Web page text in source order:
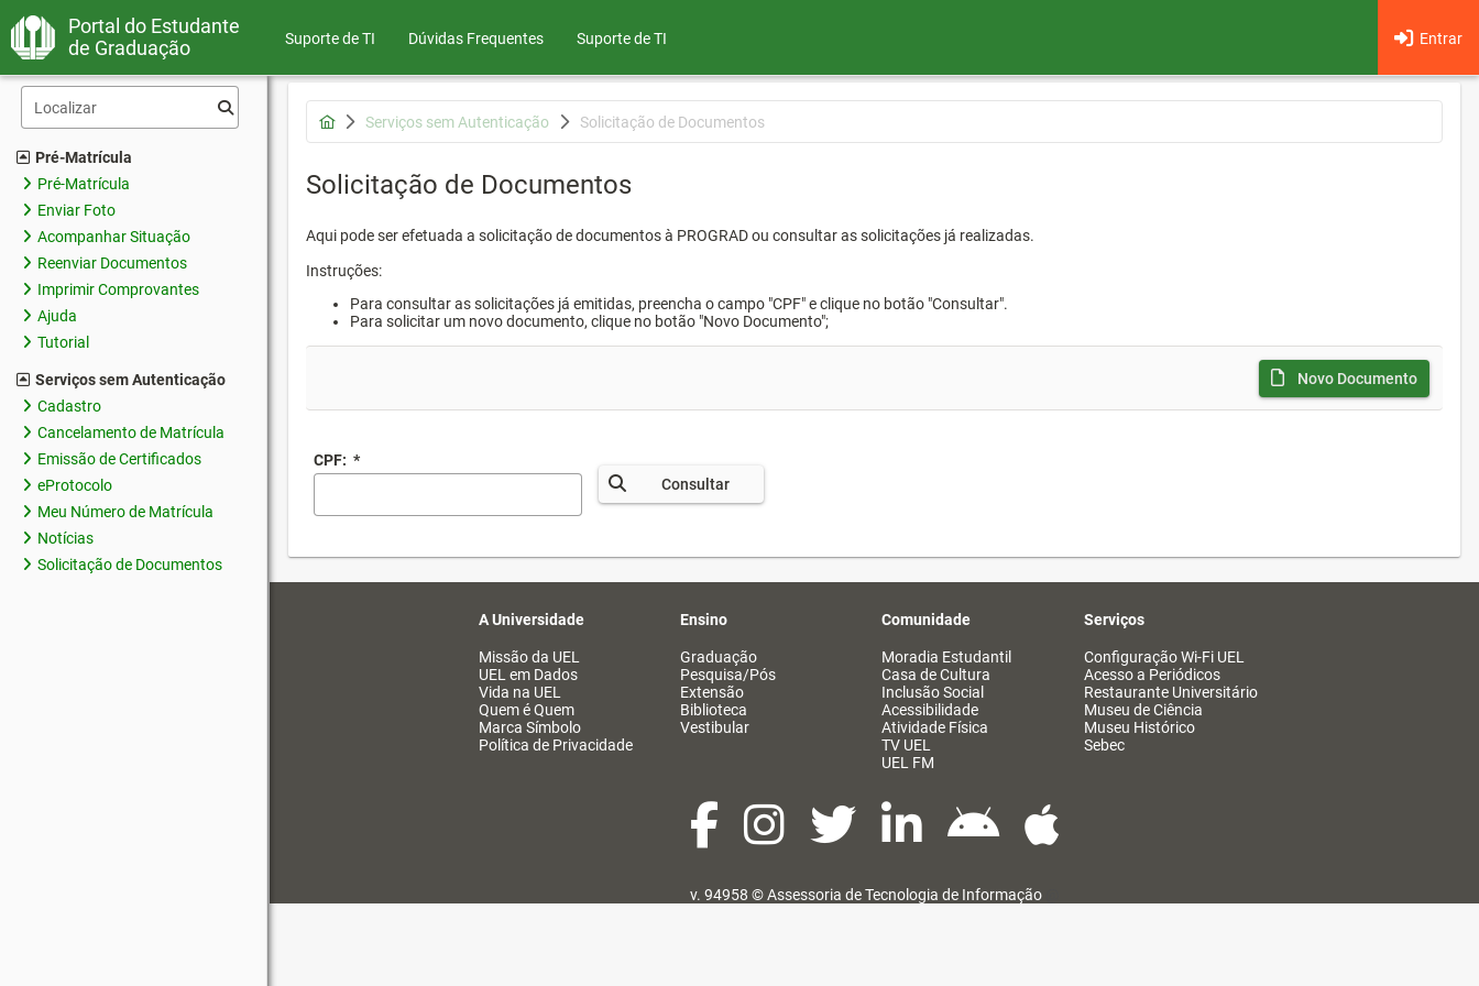
Portal do Estudante
de Graduação
Suporte de TI Dúvidas Frequentes Entrar
Suporte de TI
Pré-Matrícula
Pré-Matrícula
Enviar Foto
Acompanhar Situação
Reenviar Documentos
Imprimir Comprovantes
Ajuda
Tutorial
Serviços sem Autenticação
Cadastro
Cancelamento de Matrícula
Emissão de Certificados
eProtocolo
Meu Número de Matrícula
Notícias
Solicitação de Documentos
Serviços sem Autenticação Solicitação de Documentos
Solicitação de Documentos
Aqui pode ser efetuada a solicitação de documentos à PROGRAD ou consultar as solicitações já realizadas.
Instruções:
Para consultar as solicitações já emitidas, preencha o campo "CPF" e clique no botão "Consultar".
Para solicitar um novo documento, clique no botão "Novo Documento";
Novo Documento
CPF: *
Consultar
A Universidade
Missão da UEL
UEL em Dados
Vida na UEL
Quem é Quem
Marca Símbolo
Política de Privacidade
Ensino
Graduação
Pesquisa/Pós
Extensão
Biblioteca
Vestibular
Comunidade
Moradia Estudantil
Casa de Cultura
Inclusão Social
Acessibilidade
Atividade Física
TV UEL
UEL FM
Serviços
Configuração Wi-Fi UEL
Acesso a Periódicos
Restaurante Universitário
Museu de Ciência
Museu Histórico
Sebec
v. 94958 ©Assessoria de Tecnologia de Informação